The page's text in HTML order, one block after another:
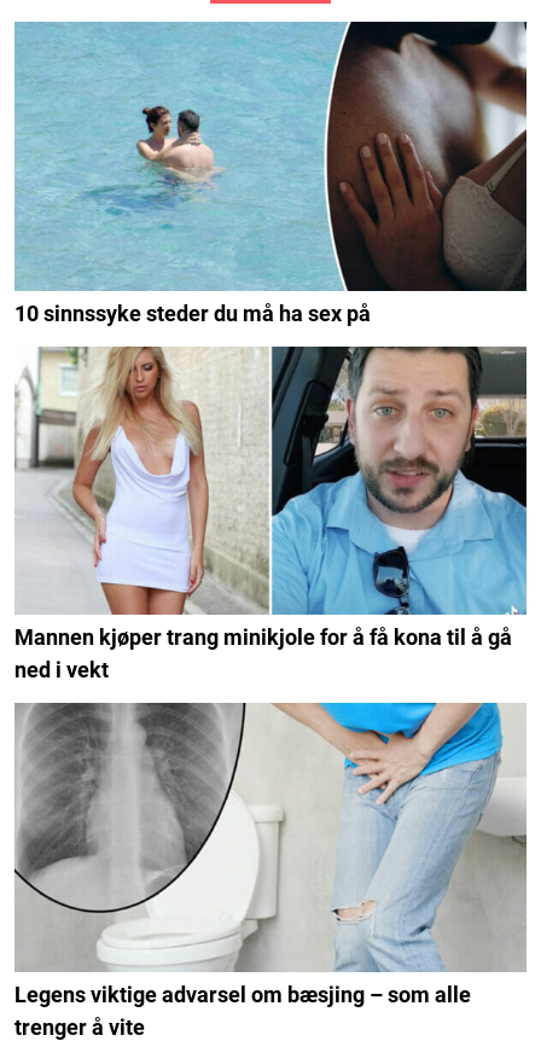
10 sinnssyke steder du må ha sex på
Mannen kjøper trang minikjole for å få kona til å gå
ned i vekt
Legens viktige advarsel om bæsjing – som alle
trenger å vite